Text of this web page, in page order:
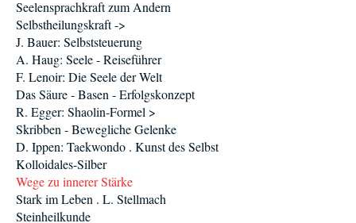
Seelensprachkraft zum Andern
Selbstheilungskraft ->
J. Bauer: Selbststeuerung
A. Haug: Seele - Reiseführer
F. Lenoir: Die Seele der Welt
Das Säure - Basen - Erfolgskonzept
R. Egger: Shaolin-Formel >
Skribben - Bewegliche Gelenke
D. Ippen: Taekwondo . Kunst des Selbst
Kolloidales-Silber
Wege zu innerer Stärke
Stark im Leben . L. Stellmach
Steinheilkunde